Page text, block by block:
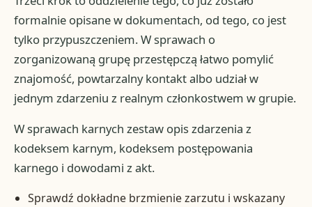
formalnie opisane w dokumentach, od tego, co jest
tylko przypuszczeniem. W sprawach o
zorganizowaną grupę przestępczą łatwo pomylić
znajomość, powtarzalny kontakt albo udział w
jednym zdarzeniu z realnym członkostwem w grupie.
W sprawach karnych zestaw opis zdarzenia z
kodeksem karnym, kodeksem postępowania
karnego i dowodami z akt.
Sprawdź dokładne brzmienie zarzutu i wskazany